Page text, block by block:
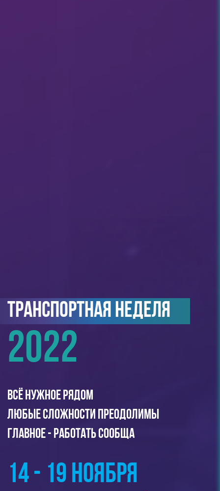
ТРАНСПОРТНАЯ НЕДЕЛЯ
2022
ВСЁ НУЖНОЕ РЯДОМ
ЛЮБЫЕ СЛОЖНОСТИ ПРЕОДОЛИМЫ
ГЛАВНОЕ - РАБОТАТЬ СООБЩА
14 - 19 НОЯБРЯ